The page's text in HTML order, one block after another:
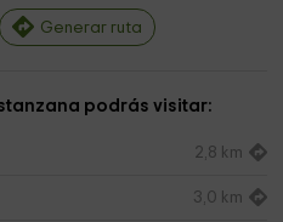
Generar ruta
podrás visitar:
2,8 km
3,0 km